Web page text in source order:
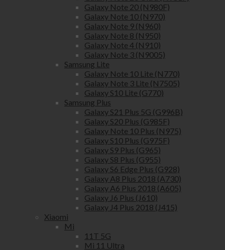
Galaxy Note 20 (N980F)
Galaxy Note 10 (N970)
Galaxy Note 9 (N960)
Galaxy Note 8 (N950)
Galaxy Note 4 (N910)
Galaxy Note 3 (N9005)
Samsung Lite
Galaxy Note 10 Lite (N770)
Galaxy Note 3 Lite (N7505)
Galaxy S10 Lite (G770)
Samsung Plus
Galaxy S21 Plus 5G (G996B)
Galaxy S20 Plus (G985F)
Galaxy Note 10 Plus (N975)
Galaxy S10 Plus (G975F)
Galaxy S9 Plus (G965)
Galaxy S8 Plus (G955)
Galaxy S6 Edge Plus (G928)
Galaxy A8 Plus 2018 (A730)
Galaxy A6 Plus 2018 (A605)
Galaxy J6 Plus (J610)
Galaxy J4 Plus 2018 (J415)
Xiaomi
Mi
11T 5G
Mi 11 Ultra